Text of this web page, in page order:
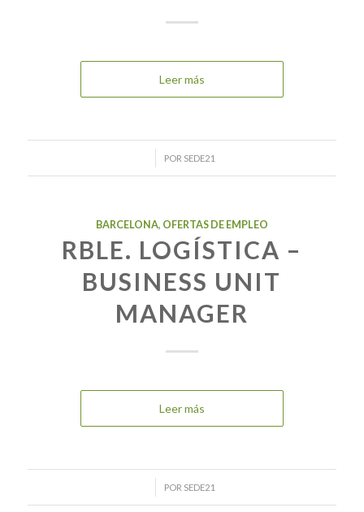
Leer más
POR SEDE21
BARCELONA, OFERTAS DE EMPLEO
RBLE. LOGÍSTICA –
BUSINESS UNIT
MANAGER
Leer más
POR SEDE21